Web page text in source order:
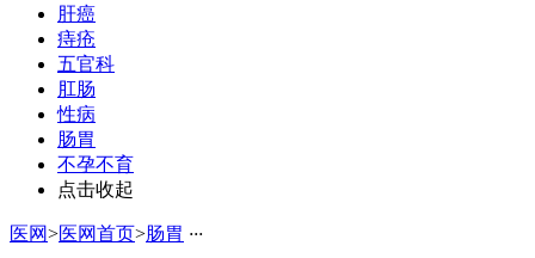
肝癌
痔疮
五官科
肛肠
性病
肠胃
不孕不育
点击收起
医网>医网首页>肠胃 ···